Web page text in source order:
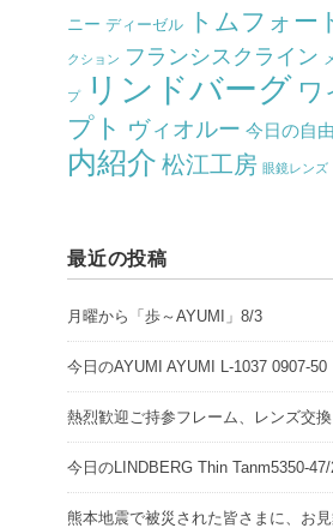
ニー ディーゼル トムフォー
クション フランシスクライン
プ リンドバーグ ワ
プト ヴィオルー 今日の自
内紹介 松江工房 眼鏡レンズ
最近の投稿
月曜から「歩～AYUMI」8/3
今日のAYUMI AYUMI L-1037 0907-50
熱烈歓迎ご持参フレーム、レンズ交換
今日のLINDBERG Thin Tanm5350-
熊本地震で被災された皆さまに、お